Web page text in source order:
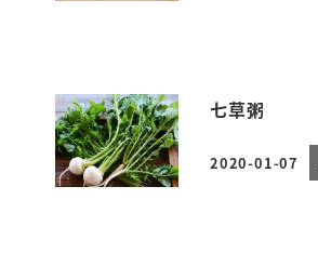
七草粥
投稿日
2020-01-07